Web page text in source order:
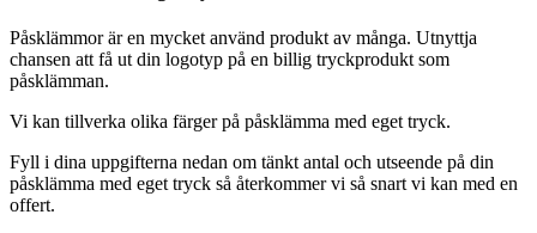
Påsklämmor är en mycket använd produkt av många. Utnyttja
chansen att få ut din logotyp på en billig tryckprodukt som
påsklämman.
Vi kan tillverka olika färger på påsklämma med eget tryck.
Fyll i dina uppgifterna nedan om tänkt antal och utseende på din
påsklämma med eget tryck så återkommer vi så snart vi kan med en
offert.